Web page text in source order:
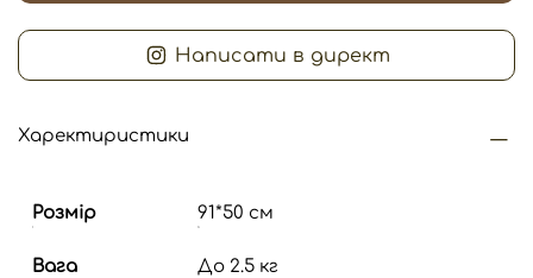
Написати в директ
Харектиристики
Розмір 91*50 см
Вага До 2.5 кг